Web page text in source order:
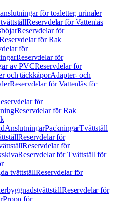
för toaletter, urinaler
Reservdelar för Vattenlås
Reservdelar för
Reservdelar för Rak
för
Reservdelar för
av PVCReservdelar för
och täckkåporAdapter- och
Reservdelar för Vattenlås för
för
Reservdelar för Rak
AnslutningarPackningarTvättställ
Reservdelar för
Reservdelar för
Reservdelar för Tvättställ för
tvättställReservdelar för
Reservdelar för
Propp för